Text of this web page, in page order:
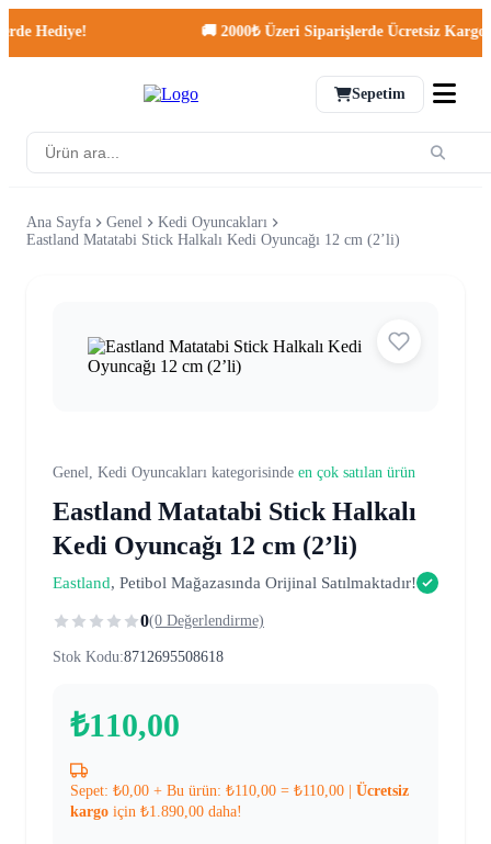
Hediye! 🚚 2000₺ Üzeri Siparişlerde Ücretsiz Kargo!
Sepetim
Ana Sayfa Genel
Kedi Oyuncakları
Eastland Matatabi Stick Halkalı Kedi Oyuncağı 12 cm (2’li)
Genel, Kedi Oyuncakları kategorisinde en çok satılan ürün
Eastland Matatabi Stick Halkalı
Kedi Oyuncağı 12 cm (2’li)
Eastland, Petibol Mağazasında Orijinal Satılmaktadır!
0(0 Değerlendirme)
Stok Kodu:8712695508618
₺110,00
Sepet: ₺0,00 + Bu ürün: ₺110,00 = ₺110,00
Ücretsiz
kargo için ₺1.890,00 daha!